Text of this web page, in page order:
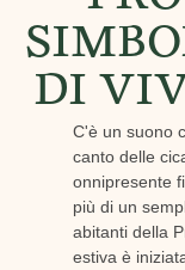
DI
C'è un suono
canto delle
onnipresente
più di un
abitanti della
estiva è